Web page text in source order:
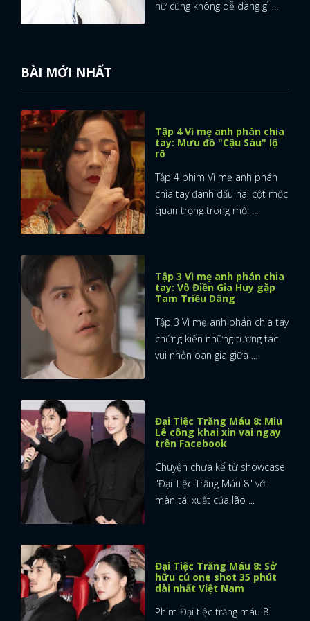
nữ cũng không dễ dàng gì ...
BÀI MỚI NHẤT
Tập 4 Vì mẹ anh phán chia
tay: Mưu đồ "Cậu Sáu" lộ
rõ
Tập 4 phim Vì mẹ anh phán
chia tay đánh dấu hai cột mốc
quan trọng trong mối ...
Tập 3 Vì mẹ anh phán chia
tay: Võ Điền Gia Huy gặp
Tam Triều Dâng
Tập 3 Vì mẹ anh phán chia tay
chứng kiến những tương tác
vui nhộn oan gia giữa ...
Đại Tiệc Trăng Máu 8: Miu
Lê công khai xin vai ngay
trên Facebook
Chuyện chưa kể từ showcase
"Đại Tiệc Trăng Máu 8" với
màn tái xuất của lão ...
Đại Tiệc Trăng Máu 8: Sở
hữu cú one shot 35 phút
dài nhất Việt Nam
Phim Đại tiệc trăng máu 8